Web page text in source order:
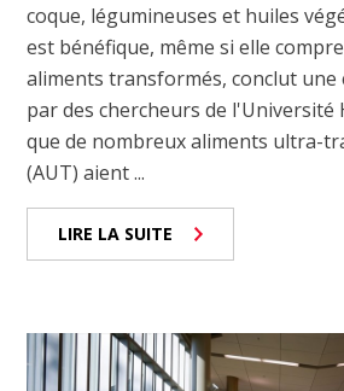
coque, légumineuses et huiles
est bénéfique, même si elle
aliments transformés, conclut une
par des chercheurs de l'Université
que de nombreux aliments ultra-
(AUT) aient ...
LIRE LA SUITE